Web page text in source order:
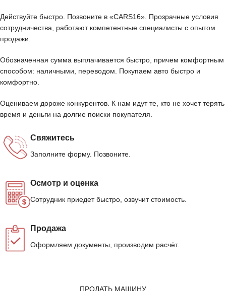
Действуйте быстро. Позвоните в «CARS16». Прозрачные условия
сотрудничества, работают компетентные специалисты с опытом
продажи.
Обозначенная сумма выплачивается быстро, причем комфортным
способом: наличными, переводом. Покупаем авто быстро и
комфортно.
Оцениваем дороже конкурентов. К нам идут те, кто не хочет терять
время и деньги на долгие поиски покупателя.
Свяжитесь
Заполните форму. Позвоните.
Осмотр и оценка
Сотрудник приедет быстро, озвучит стоимость.
Продажа
Оформляем документы, производим расчёт.
ПРОДАТЬ МАШИНУ